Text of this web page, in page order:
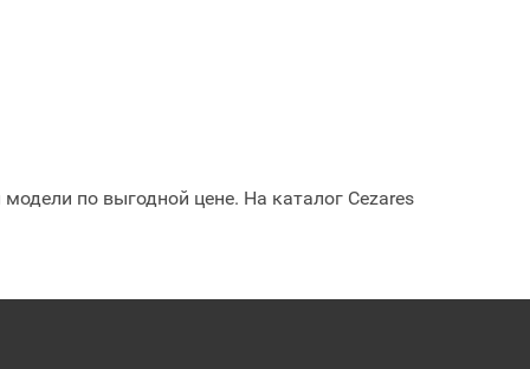
по выгодной цене. На каталог Cezares